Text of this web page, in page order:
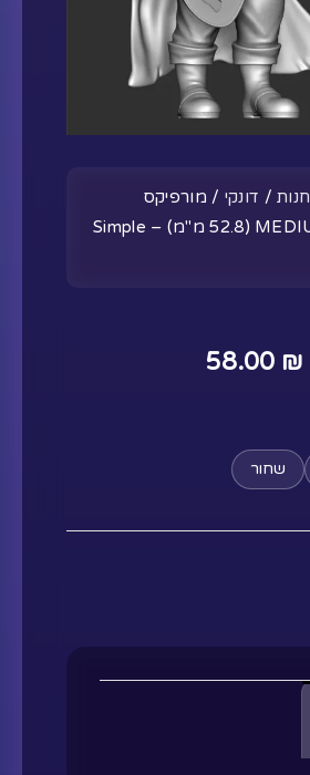
חנות/ דונקי / מורפיקס
אלטריון – MEDIUM (52.8 מ"מ) – Simple
58.00 ₪
שחור